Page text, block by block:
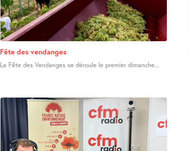
Fête des vendanges
La Fête des Vendanges se déroule le premier dimanche...